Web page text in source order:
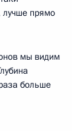
лучше прямо
мы видим
больше